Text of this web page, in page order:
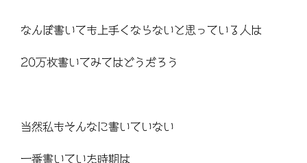
なんぼ書いても上手くならないと思っている人は
20万枚書いてみてはどうだろう
当然私もそんなに書いていない
一番書いていた時期は